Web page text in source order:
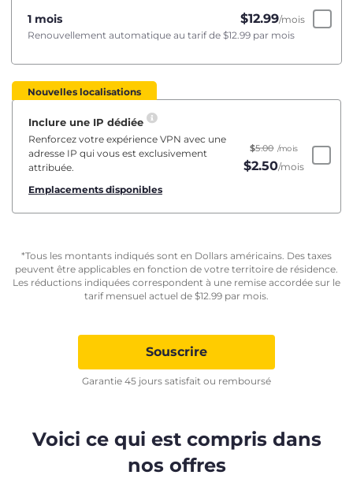
1 mois $12.99/mois
Renouvellement automatique au tarif de $12.99 par mois
Nouvelles localisations
Inclure une IP dédiée
Renforcez votre expérience VPN avec une
adresse IP qui vous est exclusivement
attribuée.
Emplacements disponibles
$5.00 /mois
$2.50/mois
*Tous les montants indiqués sont en Dollars américains. Des taxes
peuvent être applicables en fonction de votre territoire de résidence.
Les réductions indiquées correspondent à une remise accordée sur le
tarif mensuel actuel de $12.99 par mois.
Souscrire
Garantie 45 jours satisfait ou remboursé
Voici ce qui est compris dans
nos offres